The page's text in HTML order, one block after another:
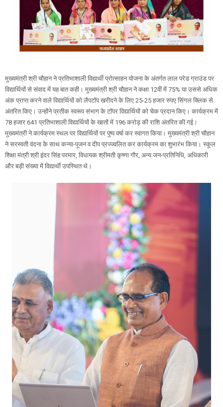
मुख्यमंत्री श्री चौहान ने प्रतिभाशाली विद्यार्थी प्रोत्साहन योजना के अंतर्गत लाल परेड ग्राउंड पर
विद्यार्थियों से संवाद में यह बात कही। मुख्यमंत्री श्री चौहान ने कक्षा 12वीं में 75% या उससे अधिक
अंक प्राप्त करने वाले विद्यार्थियों को लैपटॉप खरीदने के लिए 25-25 हजार रुपए सिंगल क्लिक से
अंतरित किए। उन्होंने प्रतीक स्वरूप संभाग के टॉपर विद्यार्थियों को चेक प्रदान किए। कार्यक्रम में
78 हजार 641 प्रतिभाशाली विद्यार्थियों के खातों में 196 करोड़ की राशि अंतरित की गई।
मुख्यमंत्री ने कार्यक्रम स्थल पर विद्यार्थियों पर पुष्प वर्षा कर स्वागत किया। मुख्यमंत्री श्री चौहान
ने सरस्वती वंदना के साथ कन्या-पूजन व दीप प्रज्‍ज्वलित कर कार्यक्रम का शुभारंभ किया। स्कूल
शिक्षा मंत्री श्री इंदर सिंह परमार, विधायक श्रीमती कृष्णा गौर, अन्य जन-प्रतिनिधि, अधिकारी
और बड़ी संख्या में विद्यार्थी उपस्थित थे।